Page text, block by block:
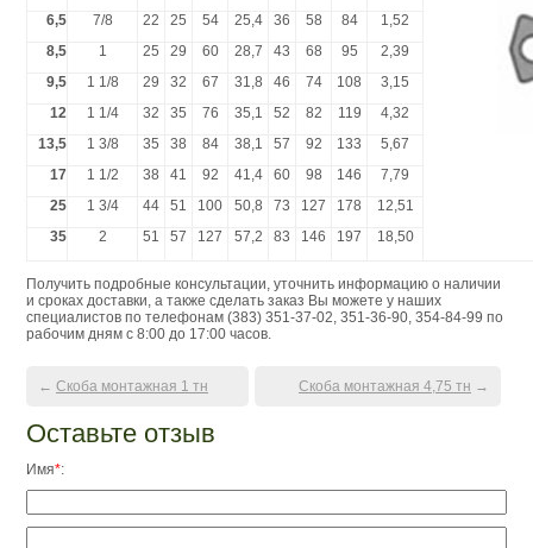
6,5
7/8 22 25 54 25,4 36 58 84
1,52
8,5
1 25 29 60 28,7 43 68 95
2,39
9,5
1 1/8 29 32 67 31,8 46 74 108
3,15
12
1 1/4 32 35 76 35,1 52 82 119
4,32
13,5
1 3/8 35 38 84 38,1 57 92 133
5,67
17
1 1/2 38 41 92 41,4 60 98 146
7,79
25
1 3/4 44 51 100 50,8 73 127 178
12,51
35
2 51 57 127 57,2 83 146 197 18,50
Получить подробные консультации, уточнить информацию о наличии
и сроках доставки, а также сделать заказ Вы можете у наших
специалистов по телефонам (383) 351-37-02, 351-36-90, 354-84-99 по
рабочим дням с 8:00 до 17:00 часов.
← Скоба монтажная 1 тн Скоба монтажная 4,75 тн →
Оставьте отзыв
Имя*: